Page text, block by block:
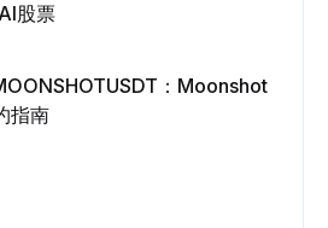
股票
：Moonshot
指南